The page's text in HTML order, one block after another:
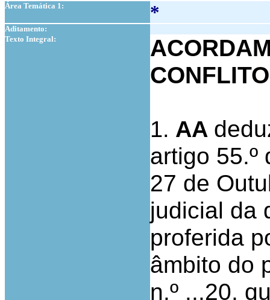
Área Temática 1: *
Aditamento:
Texto Integral:
1. AA
artigo 55.º
27 de
judicial da
proferida
âmbito do
n.º ...20,